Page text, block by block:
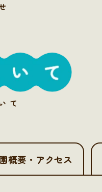
て
園概要・アクセス